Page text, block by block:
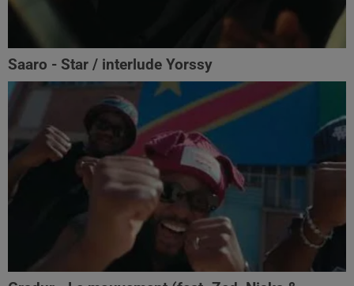
Saaro - Star / interlude Yorssy